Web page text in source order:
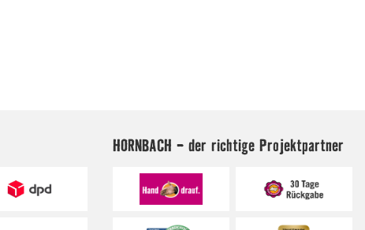
HORNBACH - der richtige Projektpartner